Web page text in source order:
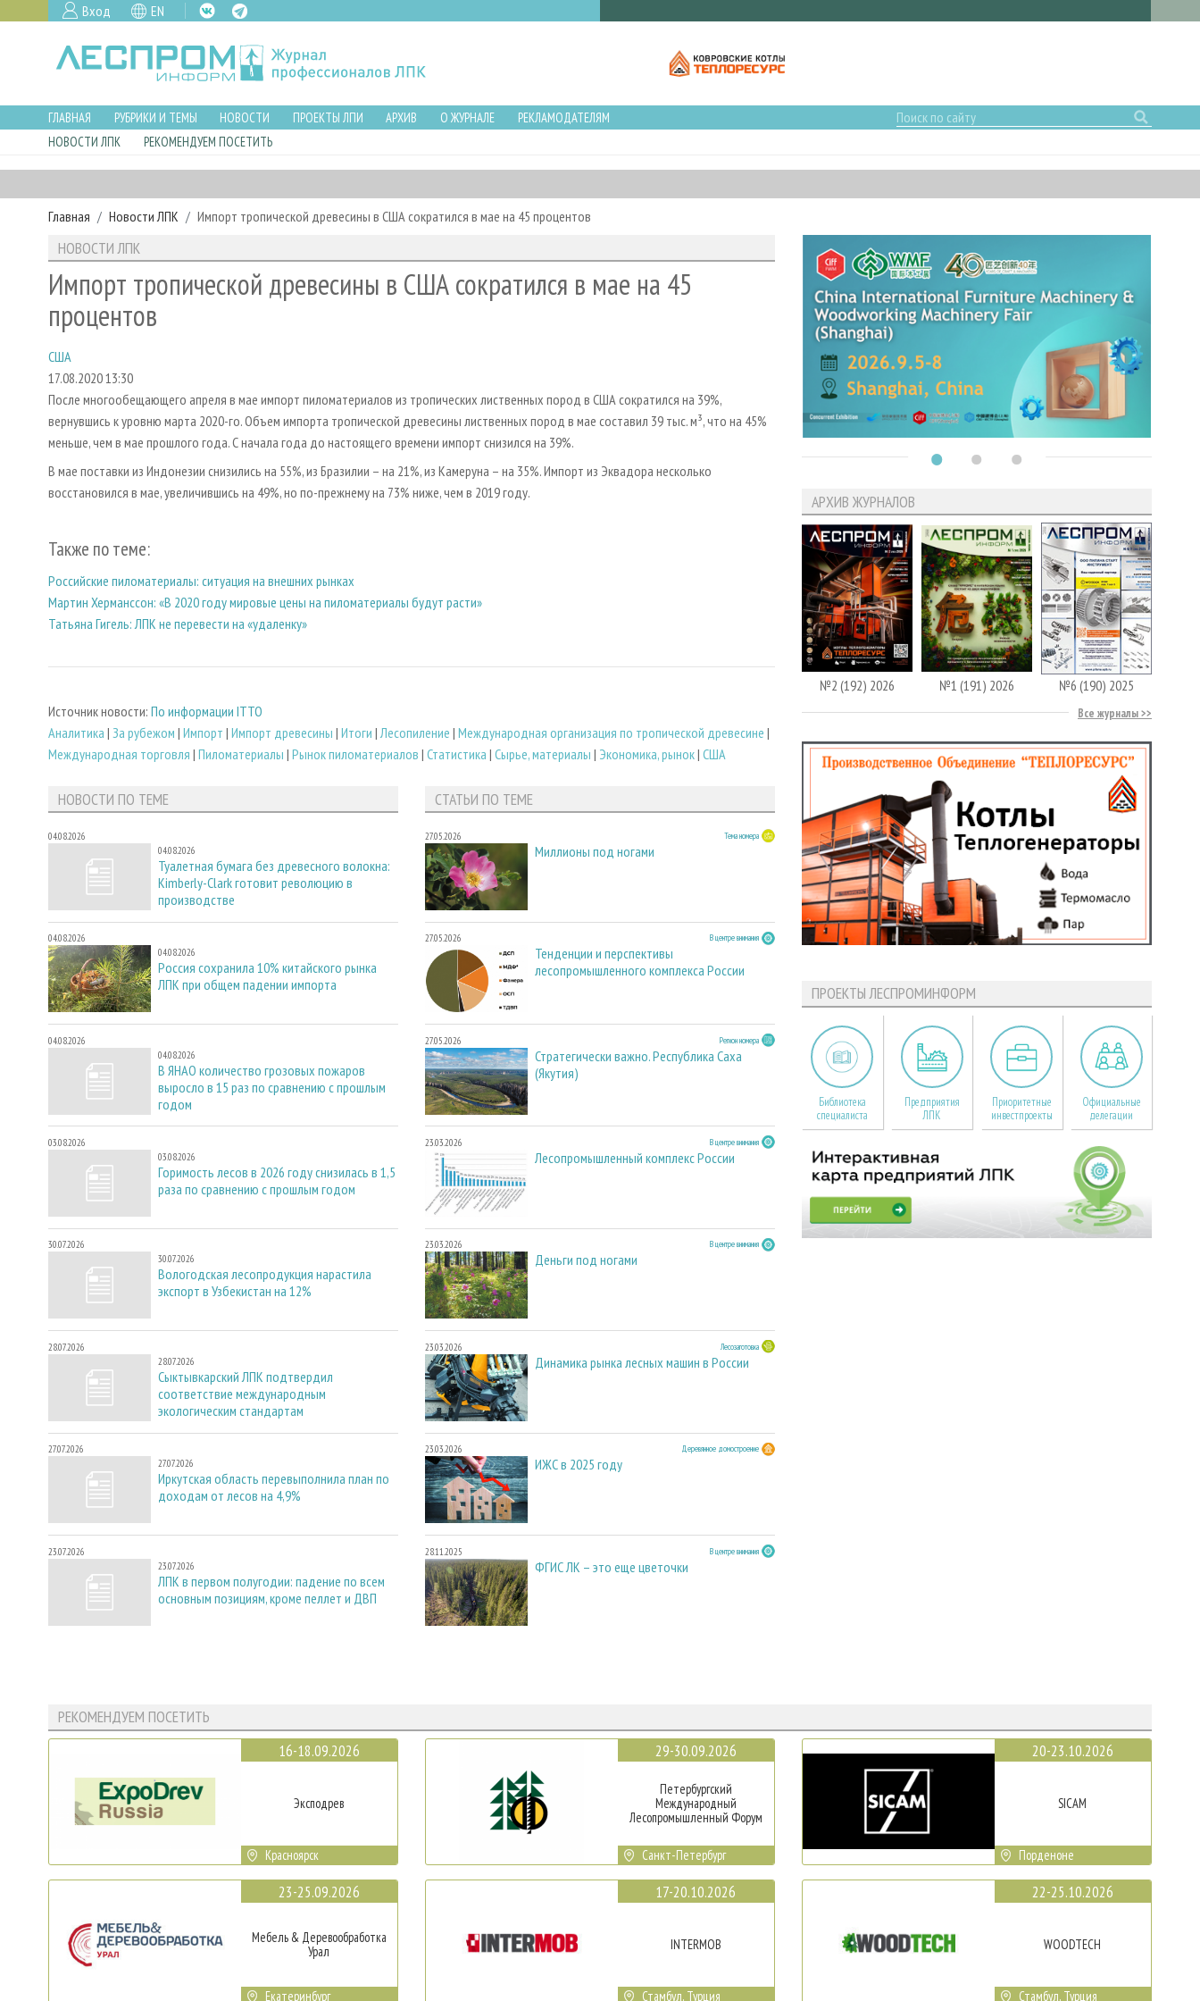
Вход EN
ГЛАВНАЯ РУБРИКИ И ТЕМЫ НОВОСТИ ПРОЕКТЫ ЛПИ АРХИВ О ЖУРНАЛЕ
РЕКЛАМОДАТЕЛЯМ
НОВОСТИ ЛПК
РЕКОМЕНДУЕМ ПОСЕТИТЬ
Главная Новости ЛПК Импорт тропической древесины в США сократился в мае на 45 процентов
НОВОСТИ ЛПК
Импорт тропической древесины в США сократился в мае на 45
процентов
США
17.08.2020 13:30
После многообещающего апреля в мае импорт пиломатериалов из тропических лиственных пород в США сократился на 39%,
вернувшись к уровню марта 2020-го. Объем импорта тропической древесины лиственных пород в мае составил 39 тыс. м³, что на 45%
меньше, чем в мае прошлого года. С начала года до настоящего времени импорт снизился на 39%.
В мае поставки из Индонезии снизились на 55%, из Бразилии – на 21%, из Камеруна – на 35%. Импорт из Эквадора несколько
восстановился в мае, увеличившись на 49%, но по-прежнему на 73% ниже, чем в 2019 году.
Также по теме:
Российские пиломатериалы: ситуация на внешних рынках
Мартин Херманссон: «В 2020 году мировые цены на пиломатериалы будут расти»
Татьяна Гигель: ЛПК не перевести на «удаленку»
Источник новости: По информации ITTO
Аналитика | За рубежом | Импорт | Импорт древесины | Итоги |Лесопиление | Международная организация по тропической древесине |
Международная торговля | Пиломатериалы | Рынок пиломатериалов | Статистика | Сырье, материалы | Экономика, рынок| США
НОВОСТИ ПО ТЕМЕ
04.08.2026
04.08.2026
Туалетная бумага без древесного волокна:
Kimberly-Clark готовит революцию в
производстве
04.08.2026
04.08.2026
Россия сохранила 10% китайского рынка
ЛПК при общем падении импорта
04.08.2026
04.08.2026
В ЯНАО количество грозовых пожаров
выросло в 15 раз по сравнению с прошлым
годом
03.08.2026
03.08.2026
Горимость лесов в 2026 году снизилась в 1,5
раза по сравнению с прошлым годом
30.07.2026
30.07.2026
Вологодская лесопродукция нарастила
экспорт в Узбекистан на 12%
28.07.2026
28.07.2026
Сыктывкарский ЛПК подтвердил
соответствие международным
экологическим стандартам
27.07.2026
27.07.2026
Иркутская область перевыполнила план по
доходам от лесов на 4,9%
23.07.2026
23.07.2026
ЛПК в первом полугодии: падение по всем
основным позициям, кроме пеллет и ДВП
СТАТЬИ ПО ТЕМЕ
27.05.2026 Тема номера
Миллионы под ногами
27.05.2026 В центре внимания
Тенденции и перспективы
лесопромышленного комплекса России
27.05.2026 Регион номера
Стратегически важно. Республика Саха
(Якутия)
23.03.2026 В центре внимания
Лесопромышленный комплекс России
23.03.2026 В центре внимания
Деньги под ногами
23.03.2026 Лесозаготовка
Динамика рынка лесных машин в России
23.03.2026 Деревянное домостроение
ИЖС в 2025 году
28.11.2025 В центре внимания
ФГИС ЛК – это еще цветочки
АРХИВ ЖУРНАЛОВ
№2 (192) 2026 №1 (191) 2026 №6 (190) 2025
Все журналы
ПРОЕКТЫ ЛЕСПРОМИНФОРМ
Библиотека
специалиста
Предприятия
ЛПК
Приоритетные
инвестпроекты
Официальные
делегации
РЕКОМЕНДУЕМ ПОСЕТИТЬ
16-18.09.2026
Эксподрев
Красноярск
23-25.09.2026
Мебель & Деревообработка
Урал
Екатеринбург
29-30.09.2026
Петербургский
Международный
Лесопромышленный Форум
Санкт-Петербург
17-20.10.2026
INTERMOB
Стамбул, Турция
20-23.10.2026
SICAM
Порденоне
22-25.10.2026
WOODTECH
Стамбул, Турция